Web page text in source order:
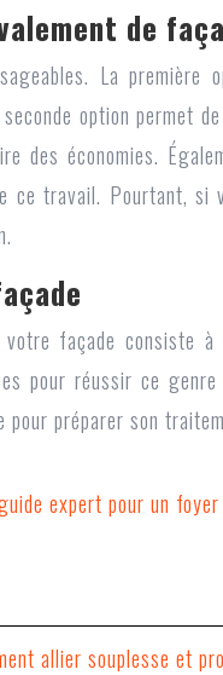
de
La
option
des économies.
ce travail. Pourtant,
votre façade
pour réussir ce
préparer son
expert pour un
allier souplesse et